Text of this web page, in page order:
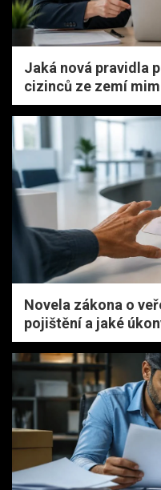
Jaká nová pravidla
cizinců ze zemí
Novela zákona o
pojištění a jaké